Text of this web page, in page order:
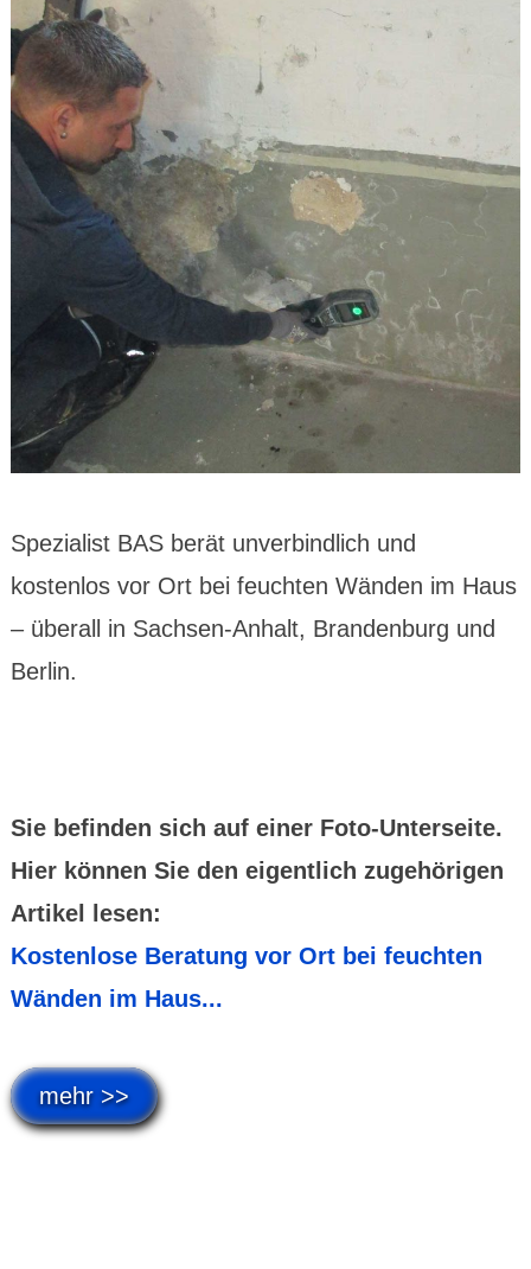
Spezialist BAS berät unverbindlich und
kostenlos vor Ort bei feuchten Wänden im Haus
– überall in Sachsen-Anhalt, Brandenburg und
Berlin.
Sie befinden sich auf einer Foto-Unterseite.
Hier können Sie den eigentlich zugehörigen
Artikel lesen:
Kostenlose Beratung vor Ort bei feuchten
Wänden im Haus...
mehr >>